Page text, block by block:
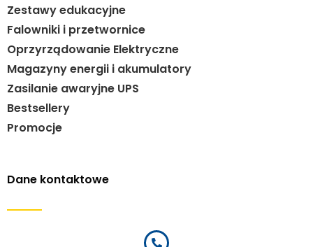
Zestawy edukacyjne
Falowniki i przetwornice
Oprzyrządowanie Elektryczne
Magazyny energii i akumulatory
Zasilanie awaryjne UPS
Bestsellery
Promocje
Dane kontaktowe